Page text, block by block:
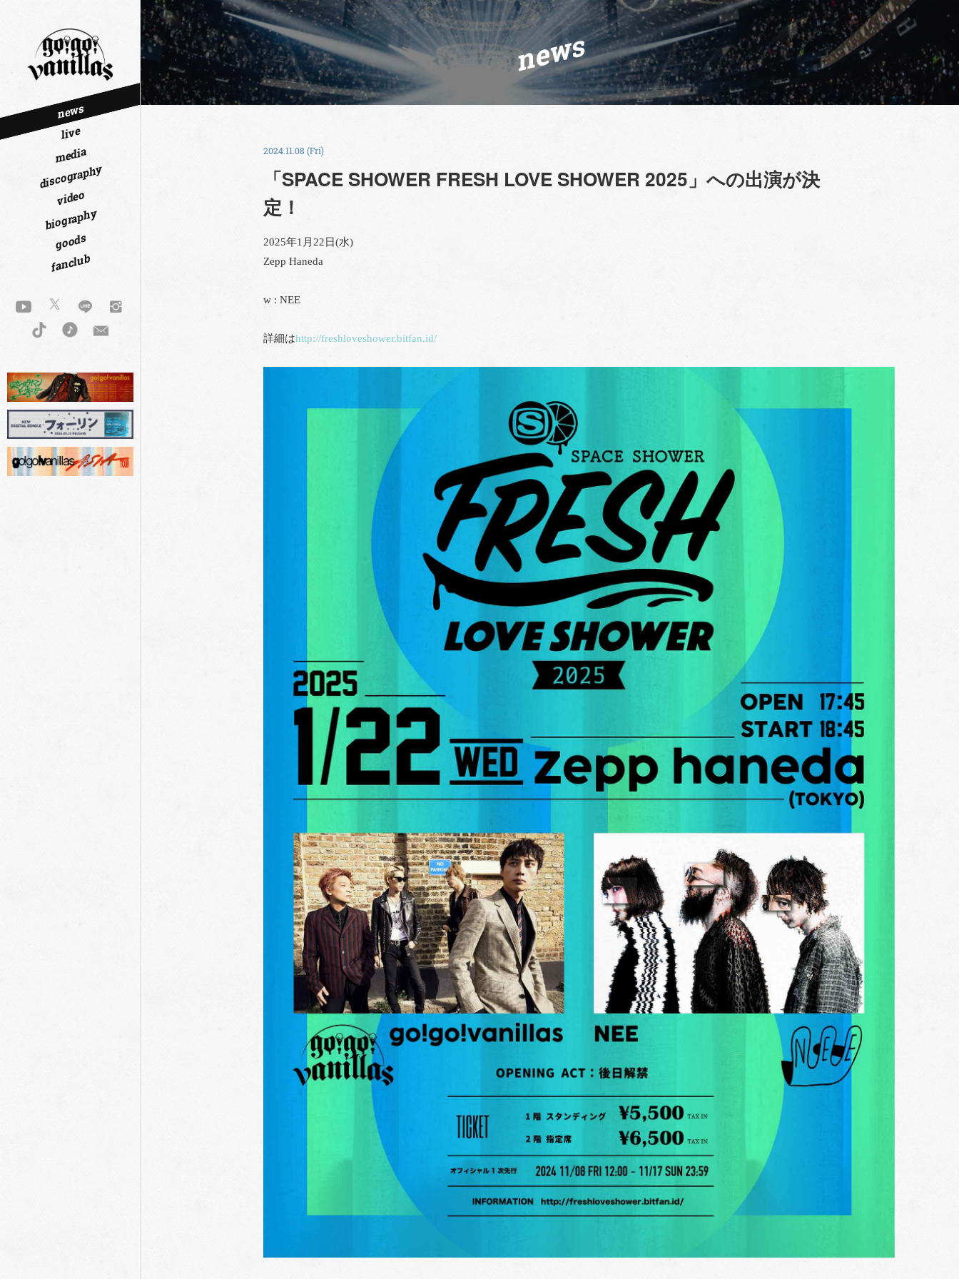
news
live
media
discography
video
biography
goods
fanclub
news
2024.11.08 (Fri)
「SPACE SHOWER FRESH LOVE SHOWER 2025」への出演が決
定！
2025年1月22日(水)
Zepp Haneda
w : NEE
詳細はhttp://freshloveshower.bitfan.id/